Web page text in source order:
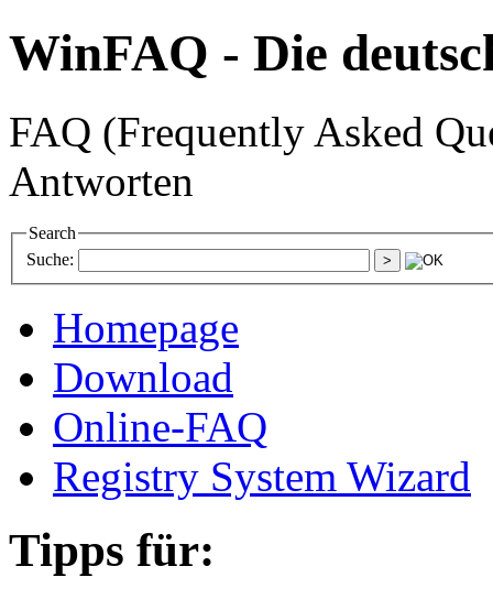
WinFAQ - Die
FAQ (Frequently Asked
Antworten
Search
Suche:
Homepage
Download
Online-FAQ
Registry System Wizard
Tipps für: